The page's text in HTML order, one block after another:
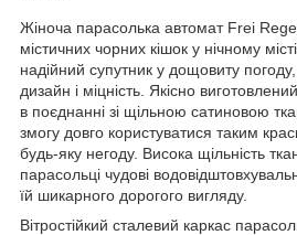
Жіноча парасолька автомат Frei
містичних чорних кішок у нічному
надійний супутник у дощовиту
дизайн і міцність. Якісно
в поєднанні зі щільною сатиновою
змогу довго користуватися таким
будь-яку негоду. Висока щільність
парасольці чудові
їй шикарного дорогого вигляду.
Вітростійкий сталевий каркас